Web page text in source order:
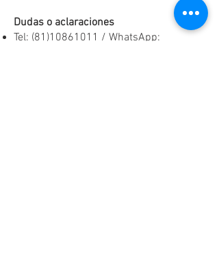
Dudas o aclaraciones
Tel: (81)10861011 / WhatsApp: